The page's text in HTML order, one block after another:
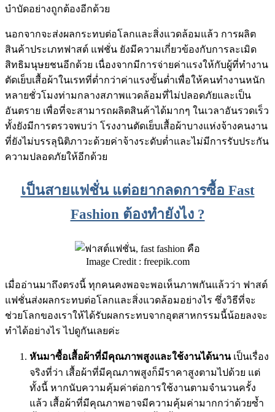
บำบัดอย่างถูกต้องอีกด้วย
นอกจากจะส่งผลกระทบต่อโลกและสิ่งแวดล้อมแล้ว การผลิต
สินค้าประเภทฟาสต์ แฟชั่น ยังมีความเกี่ยวข้องกับการละเมิด
สิทธิมนุษยชนอีกด้วย เนื่องจากมีการจ่ายค่าแรงให้กับผู้ที่ทำงาน
ตัดเย็บเสื้อผ้าในเรทที่ต่ำกว่าค่าแรงขั้นต่ำเพื่อให้คนทำงานหนัก
หลายชั่วโมงท่ามกลางสภาพแวดล้อมที่ไม่ปลอดภัยและเป็น
อันตราย เพื่อที่จะสามารถผลิตสินค้าได้มากๆ ในเวลาอันรวดเร็ว
ทั้งยังมีการตรวจพบว่า โรงงานตัดเย็บเสื้อผ้าบางแห่งจ้างคนงาน
ที่ยังไม่บรรลุนิติภาวะด้วยค่าจ้างระดับต่ำและไม่มีการรับประกัน
ความปลอดภัยให้อีกด้วย
เป็นสายแฟชั่น แต่อยากลดการซื้อ Fast
Fashion ต้องทำยังไง ?
Image Credit : freepik.com
เมื่ออ่านมาถึงตรงนี้ ทุกคนคงพอจะพอเห็นภาพกันแล้วว่า ฟาสต์
แฟชั่นส่งผลกระทบต่อโลกและสิ่งแวดล้อมอย่างไร ซึ่งวิธีที่จะ
ช่วยโลกของเราให้ได้รับผลกระทบจากอุตสาหกรรมนี้น้อยลงจะ
ทำได้อย่างไร ไปดูกันเลยค่ะ
หันมาซื้อเสื้อผ้าที่มีคุณภาพสูงและใช้งานได้นาน เป็นเรื่อง
จริงที่ว่า เสื้อผ้าที่มีคุณภาพสูงก็มีราคาสูงตามไปด้วย แต่
ทั้งนี้ หากนับความคุ้มค่าต่อการใช้งานตามจำนวนครั้ง
แล้ว เสื้อผ้าที่มีคุณภาพอาจมีความคุ้มค่ามากกว่าด้วยซ้ำ